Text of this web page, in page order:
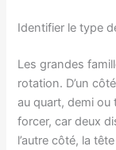
Identifier le type
Les grandes
rotation. D’un
au quart, demi ou
forcer, car deux
l’autre côté, la